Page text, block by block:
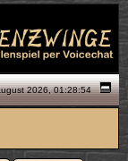
2026, 01:28:54